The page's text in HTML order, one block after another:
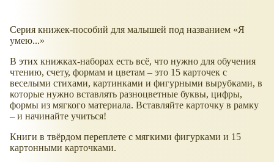
Серия книжек-пособий для малышей под названием
Я
умею...
В этих книжках-наборах есть всё, что нужно для обучения
чтению, счету, формам и цветам – это 15 карточек с
веселыми стихами, картинками и фигурными вырубками, в
которые нужно вставлять разноцветные буквы, цифры,
формы из мягкого материала. Вставляйте карточку в рамку
– и начинайте учиться!
Книги в твёрдом переплете с мягкими фигурками и 15
картонными карточками.